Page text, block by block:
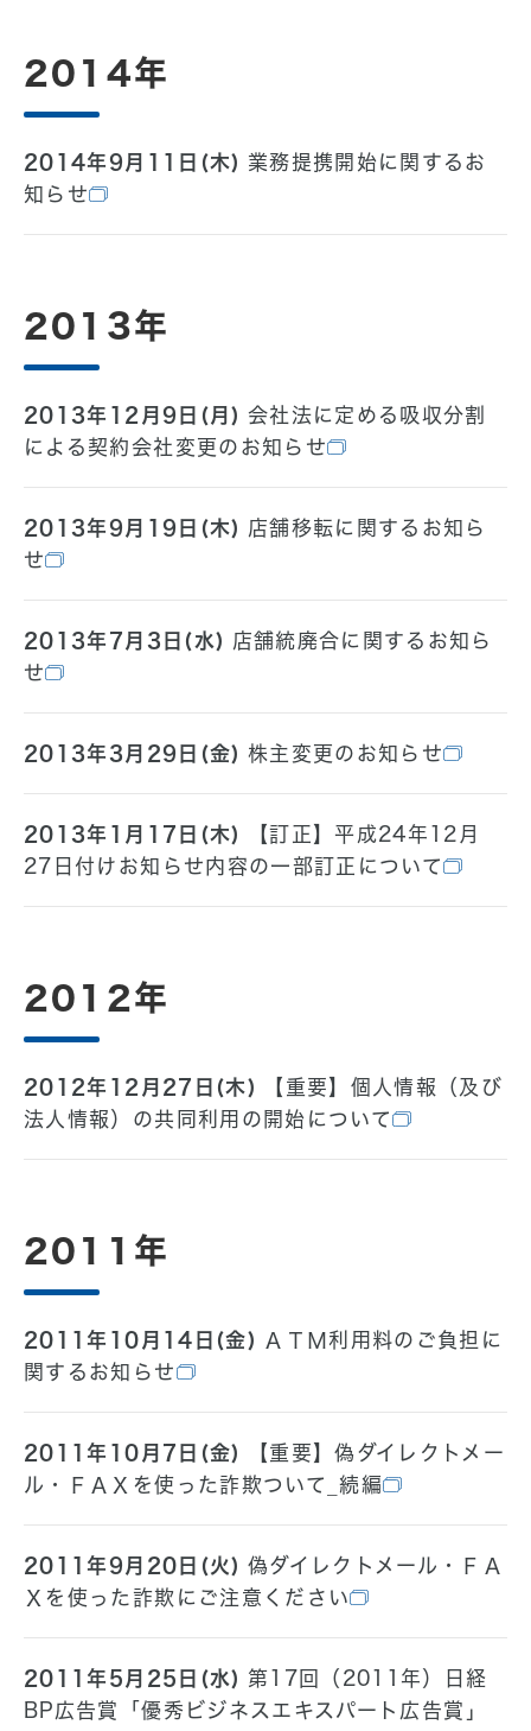
2014年
2014年9月11日(木) 業務提携開始に関するお
知らせ
2013年
2013年12月9日(月) 会社法に定める吸収分割
による契約会社変更のお知らせ
2013年9月19日(木) 店舗移転に関するお知ら
せ
2013年7月3日(水) 店舗統廃合に関するお知ら
せ
2013年3月29日(金) 株主変更のお知らせ
2013年1月17日(木)
【訂正】平成24年12月
27日付けお知らせ内容の一部訂正について
2012年
2012年12月27日(木)
【重要】個人情報（及び
法人情報）の共同利用の開始について
2011年
2011年10月14日(金)
ＡＴＭ利用料のご負担に
関するお知らせ
2011年10月7日(金)
【重要】偽ダイレクトメー
ル・ＦＡＸを使った詐欺ついて_続編
2011年9月20日(火) 偽ダイレクトメール・ＦＡ
Ｘを使った詐欺にご注意ください
2011年5月25日(水) 第17回（2011年）日経
BP広告賞「優秀ビジネスエキスパート広告賞」